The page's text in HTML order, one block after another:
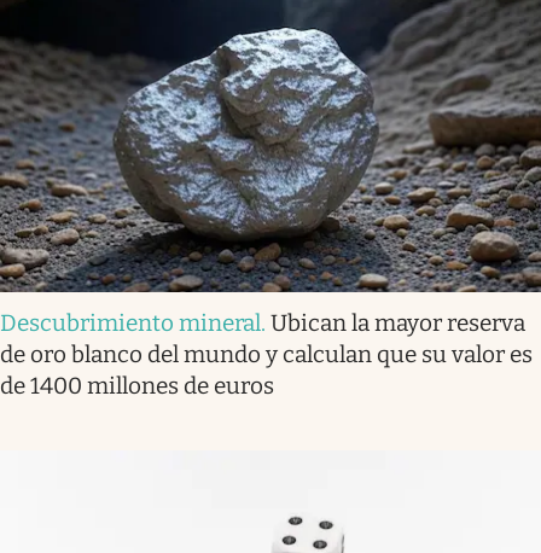
Descubrimiento mineral. Ubican la mayor reserva
de oro blanco del mundo y calculan que su valor es
de 1400 millones de euros